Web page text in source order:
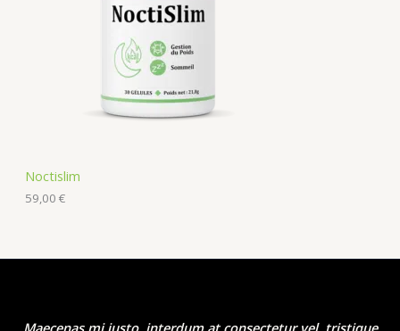
Noctislim
59,00 €
Maecenas mi justo, interdum at consectetur vel, tristique